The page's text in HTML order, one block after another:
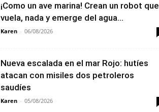
¡Como un ave marina! Crean un robot que
vuela, nada y emerge del agua...
Karen - 06/08/2026
Nueva escalada en el mar Rojo: hutíes
atacan con misiles dos petroleros
saudíes
Karen - 05/08/2026